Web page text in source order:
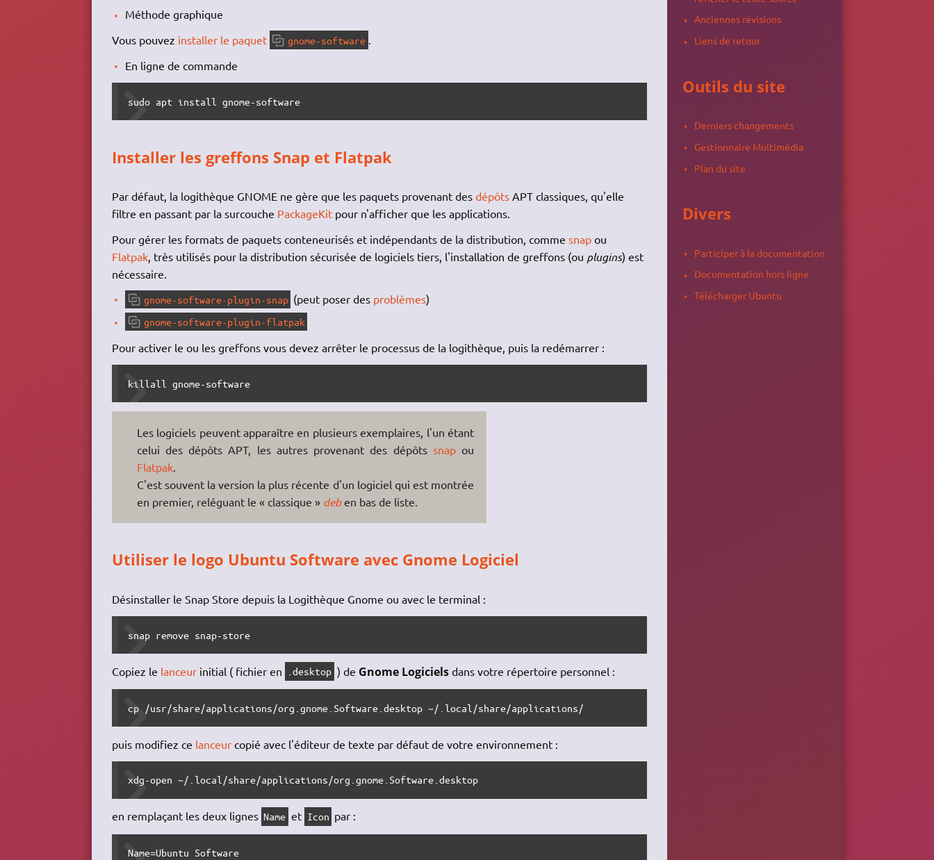
Méthode graphique
Vous pouvez installer le paquet gnome-software
En ligne de commande
sudo apt install gnome-software
Installer les greffons Snap et Flatpak
Par défaut, la logithèque GNOME ne gère que les paquets provenant des dépôtsAPT classiques, qu'elle
filtre en passant par la surcouche PackageKitpour n'afficher que les applications.
Pour gérer les formats de paquets conteneurisés et indépendants de la distribution, comme snapou
Flatpak, très utilisés pour la distribution sécurisée de logiciels tiers, l'installation de greffons (ou plugins) est
nécessaire.
gnome-software-plugin-snap (peut poser des problèmes)
gnome-software-plugin-flatpak
Pour activer le ou les greffons vous devez arrêter le processus de la logithèque, puis la redémarrer :
killall gnome-software
Les logiciels peuvent apparaître en plusieurs exemplaires, l'un étant
celui des dépôts APT, les autres provenant des dépôts snapou
Flatpak.
C'est souvent la version la plus récente d'un logiciel qui est montrée
en premier, reléguant le « classique » deben bas de liste.
Utiliser le logo Ubuntu Software avec Gnome Logiciel
Désinstaller le Snap Store depuis la Logithèque Gnome ou avec le terminal :
snap remove snap-store
Copiez le lanceurinitial ( fichier en .desktop ) de Gnome Logicielsdans votre répertoire personnel :
cp /usr/share/applications/org.gnome.Software.desktop ~/.local/share/applications/
puis modifiez ce lanceurcopié avec l'éditeur de texte par défaut de votre environnement :
xdg-open ~/.local/share/applications/org.gnome.Software.desktop
en remplaçant les deux lignes Name et Icon par :
Name=Ubuntu Software
Anciennes révisions
Liens de retour
Outils du site
Derniers changements
Gestionnaire Multimédia
Plan du site
Divers
Participer à la documentation
Documentation hors ligne
Télécharger Ubuntu